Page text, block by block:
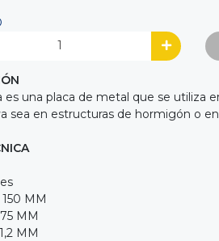
es una placa de metal que se utiliza
sea en estructuras de hormigón o
MM
MM
MM